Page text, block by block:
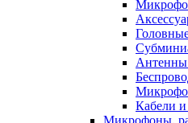
Антенны
Кабели и
Микрофоны,